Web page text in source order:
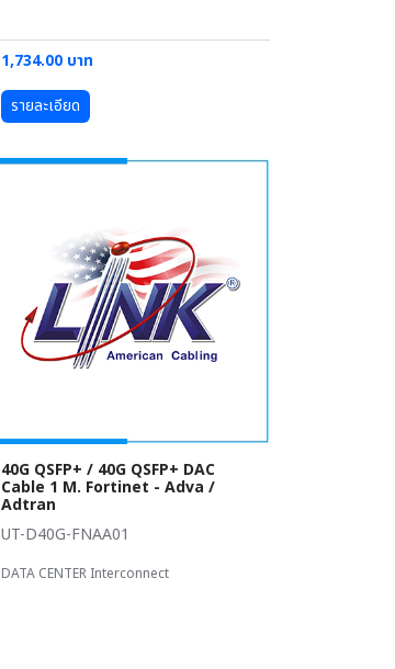
1,734.00 บาท
รายละเอียด
40G QSFP+ / 40G QSFP+ DAC
Cable 1 M. Fortinet - Adva /
Adtran
UT-D40G-FNAA01
DATA CENTER Interconnect